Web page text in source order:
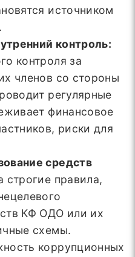
источником
контроль:
контроля за
членов со стороны
регулярные
финансовое
риски для
средств
строгие правила,
КФ ОДО или их
схемы.
коррупционных